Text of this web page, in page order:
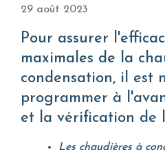
29 août 2023
Pour assurer l'efficacité et la sécurité
maximales de la
condensation, il est
programmer à
et la vérification de
Les chaudières à